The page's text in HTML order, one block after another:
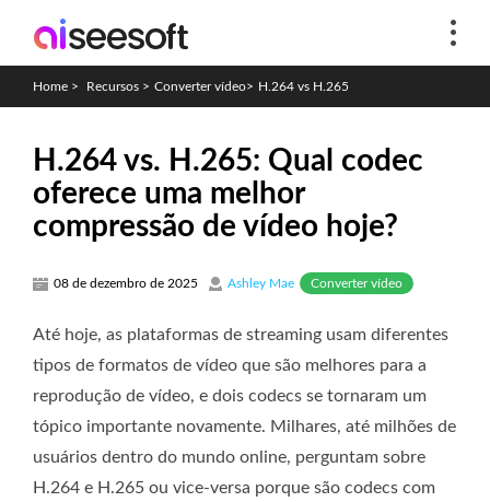
Home > Recursos > Converter vídeo> H.264 vs H.265
H.264 vs. H.265: Qual codec
oferece uma melhor
compressão de vídeo hoje?
08 de dezembro de 2025 Ashley Mae Converter vídeo
Até hoje, as plataformas de streaming usam diferentes
tipos de formatos de vídeo que são melhores para a
reprodução de vídeo, e dois codecs se tornaram um
tópico importante novamente. Milhares, até milhões de
usuários dentro do mundo online, perguntam sobre
H.264 e H.265 ou vice-versa porque são codecs com